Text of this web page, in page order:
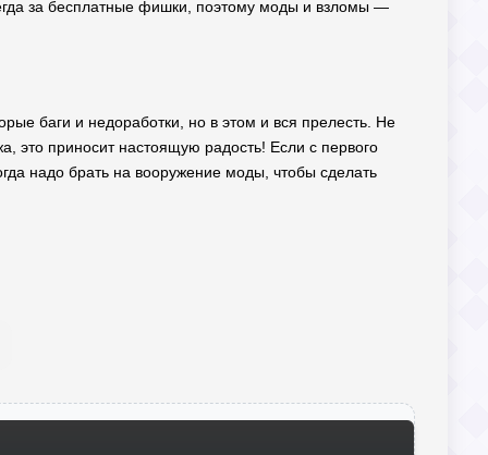
за бесплатные фишки, поэтому моды и взломы —
баги и недоработки, но в этом и вся прелесть. Не
это приносит настоящую радость! Если с первого
надо брать на вооружение моды, чтобы сделать